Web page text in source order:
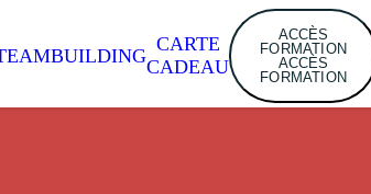
CARTE
CADEAU
ACCÈS
FORMATION
ACCÈS
FORMATION